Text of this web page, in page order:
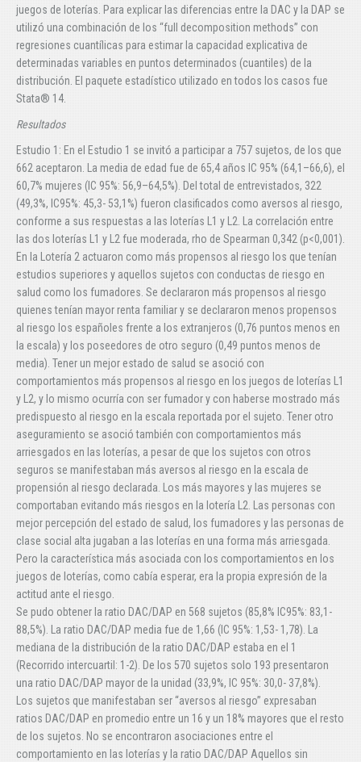
juegos de loterías. Para explicar las diferencias entre la DAC y la DAP se
utilizó una combinación de los “full decomposition methods” con
regresiones cuantílicas para estimar la capacidad explicativa de
determinadas variables en puntos determinados (cuantiles) de la
distribución. El paquete estadístico utilizado en todos los casos fue
Stata® 14.
Resultados
Estudio 1: En el Estudio 1 se invitó a participar a 757 sujetos, de los que
662 aceptaron. La media de edad fue de 65,4 años IC 95% (64,1–66,6), el
60,7% mujeres (IC 95%: 56,9–64,5%). Del total de entrevistados, 322
(49,3%, IC95%: 45,3- 53,1%) fueron clasificados como aversos al riesgo,
conforme a sus respuestas a las loterías L1 y L2. La correlación entre
las dos loterías L1 y L2 fue moderada, rho de Spearman 0,342 (p<0,001).
En la Lotería 2 actuaron como más propensos al riesgo los que tenían
estudios superiores y aquellos sujetos con conductas de riesgo en
salud como los fumadores. Se declararon más propensos al riesgo
quienes tenían mayor renta familiar y se declararon menos propensos
al riesgo los españoles frente a los extranjeros (0,76 puntos menos en
la escala) y los poseedores de otro seguro (0,49 puntos menos de
media). Tener un mejor estado de salud se asoció con
comportamientos más propensos al riesgo en los juegos de loterías L1
y L2, y lo mismo ocurría con ser fumador y con haberse mostrado más
predispuesto al riesgo en la escala reportada por el sujeto. Tener otro
aseguramiento se asoció también con comportamientos más
arriesgados en las loterías, a pesar de que los sujetos con otros
seguros se manifestaban más aversos al riesgo en la escala de
propensión al riesgo declarada. Los más mayores y las mujeres se
comportaban evitando más riesgos en la lotería L2. Las personas con
mejor percepción del estado de salud, los fumadores y las personas de
clase social alta jugaban a las loterías en una forma más arriesgada.
Pero la característica más asociada con los comportamientos en los
juegos de loterías, como cabía esperar, era la propia expresión de la
actitud ante el riesgo.
Se pudo obtener la ratio DAC/DAP en 568 sujetos (85,8% IC95%: 83,1-
88,5%). La ratio DAC/DAP media fue de 1,66 (IC 95%: 1,53- 1,78). La
mediana de la distribución de la ratio DAC/DAP estaba en el 1
(Recorrido intercuartil: 1-2). De los 570 sujetos solo 193 presentaron
una ratio DAC/DAP mayor de la unidad (33,9%, IC 95%: 30,0- 37,8%).
Los sujetos que manifestaban ser “aversos al riesgo” expresaban
ratios DAC/DAP en promedio entre un 16 y un 18% mayores que el resto
de los sujetos. No se encontraron asociaciones entre el
comportamiento en las loterías y la ratio DAC/DAP Aquellos sin